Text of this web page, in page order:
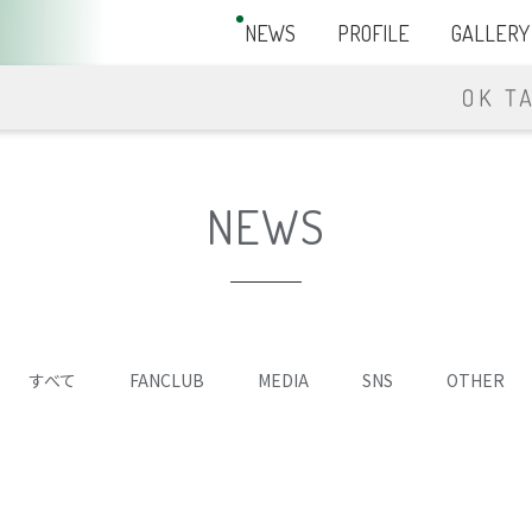
NEWS PROFILE GALLERY
NEWS
すべて FANCLUB MEDIA SNS OTHER